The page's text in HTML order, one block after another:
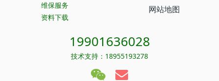
维保服务
资料下载
网站地图
19901636028
技术支持：18955193278